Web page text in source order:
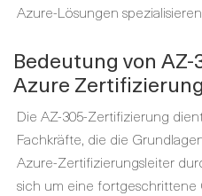
Azure-Lösungen
Bedeutung von
Azure
Die AZ-305-Zertifizierung
Fachkräfte, die die
Azure-Zertifizierungsleiter
sich um eine fortgeschrittene